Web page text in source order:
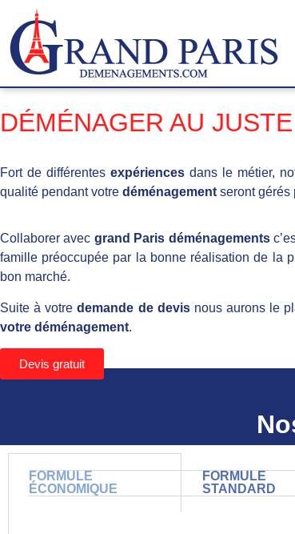
DÉMÉNAGER AU
Fort de différentesexpériences dans le métier,
qualité pendant votre déménagement seront gérés
Collaborer avec grand Paris déménagements
famille préoccupée par la bonne réalisation de la
bon marché.
Suite à votredemande de devisnous aurons le
votre déménagement.
Devis gratuit
FORMULE
ÉCONOMIQUE
FORMULE
STANDARD